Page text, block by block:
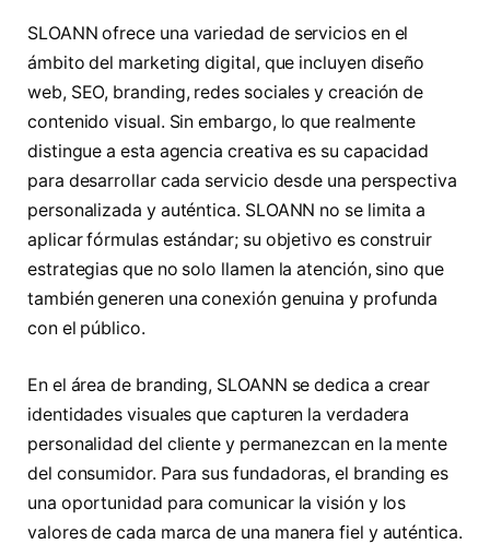
SLOANN ofrece una variedad de servicios en el
ámbito del marketing digital, que incluyen diseño
web, SEO, branding, redes sociales y creación de
contenido visual. Sin embargo, lo que realmente
distingue a esta agencia creativa es su capacidad
para desarrollar cada servicio desde una perspectiva
personalizada y auténtica. SLOANN no se limita a
aplicar fórmulas estándar; su objetivo es construir
estrategias que no solo llamen la atención, sino que
también generen una conexión genuina y profunda
con el público.
En el área de branding, SLOANN se dedica a crear
identidades visuales que capturen la verdadera
personalidad del cliente y permanezcan en la mente
del consumidor. Para sus fundadoras, el branding es
una oportunidad para comunicar la visión y los
valores de cada marca de una manera fiel y auténtica.